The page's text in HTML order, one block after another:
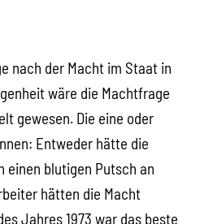
nach der Macht im Staat in
wäre die Machtfrage
gewesen. Die eine oder
Entweder hätte die
einen blutigen Putsch an
hätten die Macht
Jahres 1973 war das beste